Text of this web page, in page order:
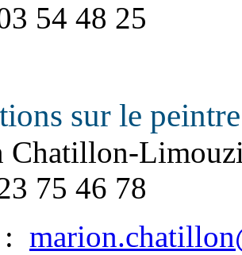
54 48 25
sur le
Chatillon-
75 46 78
: